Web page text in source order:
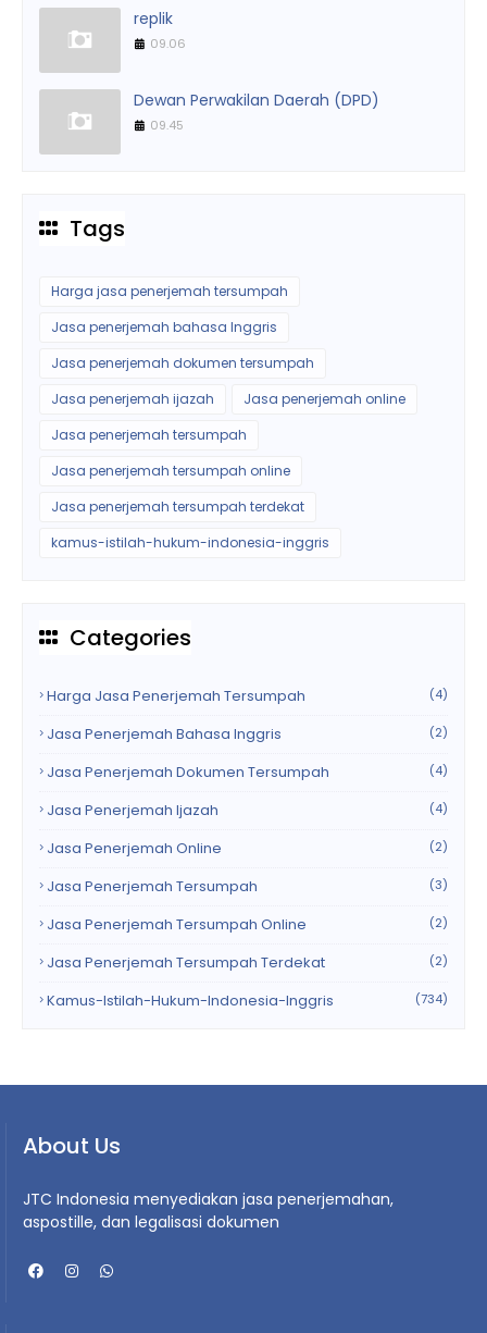
replik
09.06
Dewan Perwakilan Daerah (DPD)
09.45
Tags
Harga jasa penerjemah tersumpah
Jasa penerjemah bahasa Inggris
Jasa penerjemah dokumen tersumpah
Jasa penerjemah ijazah
Jasa penerjemah online
Jasa penerjemah tersumpah
Jasa penerjemah tersumpah online
Jasa penerjemah tersumpah terdekat
kamus-istilah-hukum-indonesia-inggris
Categories
Harga Jasa Penerjemah Tersumpah (4)
Jasa Penerjemah Bahasa Inggris (2)
Jasa Penerjemah Dokumen Tersumpah (4)
Jasa Penerjemah Ijazah (4)
Jasa Penerjemah Online (2)
Jasa Penerjemah Tersumpah (3)
Jasa Penerjemah Tersumpah Online (2)
Jasa Penerjemah Tersumpah Terdekat (2)
Kamus-Istilah-Hukum-Indonesia-Inggris (734)
About Us
JTC Indonesia menyediakan jasa penerjemahan,
aspostille, dan legalisasi dokumen